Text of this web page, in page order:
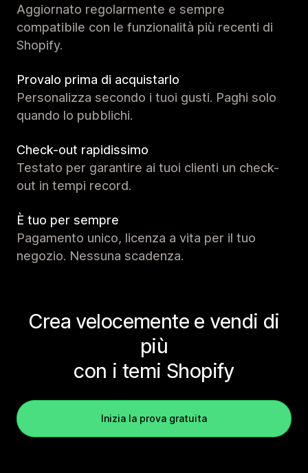
Aggiornato regolarmente e sempre
compatibile con le funzionalità più recenti di
Shopify.
Provalo prima di acquistarlo
Personalizza secondo i tuoi gusti. Paghi solo
quando lo pubblichi.
Check-out rapidissimo
Testato per garantire ai tuoi clienti un check-
out in tempi record.
È tuo per sempre
Pagamento unico, licenza a vita per il tuo
negozio. Nessuna scadenza.
Crea velocemente e vendi di
più
con i temi Shopify
Inizia la prova gratuita